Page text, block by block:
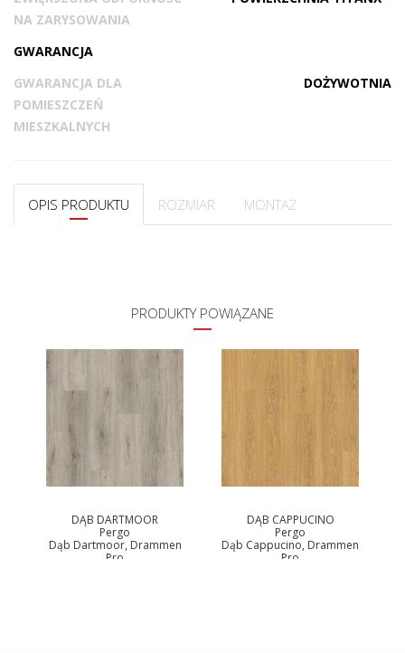
NA ZARYSOWANIA
GWARANCJA
GWARANCJA DLA
POMIESZCZEŃ
MIESZKALNYCH
DOŻYWOTNIA
OPIS PRODUKTU ROZMIAR MONTAŻ
PRODUKTY POWIĄZANE
DĄB DARTMOOR
Pergo
Dąb Dartmoor, Drammen
Pro
DĄB CAPPUCINO
Pergo
Dąb Cappucino, Drammen
Pro